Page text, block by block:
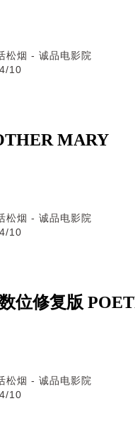
松烟 - 诚品电影院
10
MARY
松烟 - 诚品电影院
10
位修复版
松烟 - 诚品电影院
10